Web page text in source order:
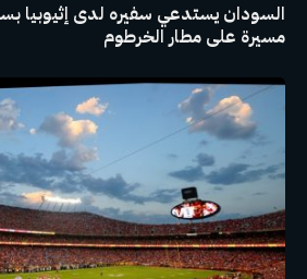
السودان يستدعي سفيره لدى إثيوبيا
مسيرة على مطار الخرطوم